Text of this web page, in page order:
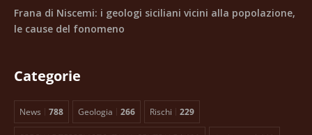
Frana di Niscemi: i geologi siciliani vicini alla popolazione,
le cause del fonomeno
Categorie
News 788 Geologia 266 Rischi 229